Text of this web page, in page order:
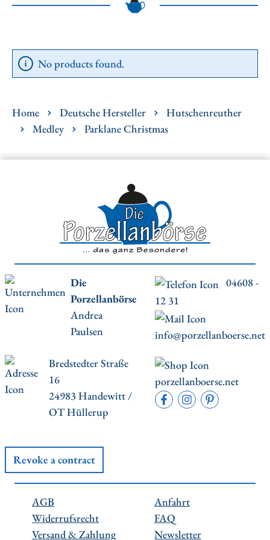
No products found.
Home Deutsche Hersteller
Hutschenreuther
Medley
Parklane Christmas
Die
Porzellanbörse
Andrea
Paulsen
04608 -
12 31
info@porzellanboerse.net
Bredstedter Straße
16
24983 Handewitt /
OT Hüllerup
porzellanboerse.net
Revoke a contract
AGB
Widerrufsrecht
Versand & Zahlung
Anfahrt
FAQ
Newsletter